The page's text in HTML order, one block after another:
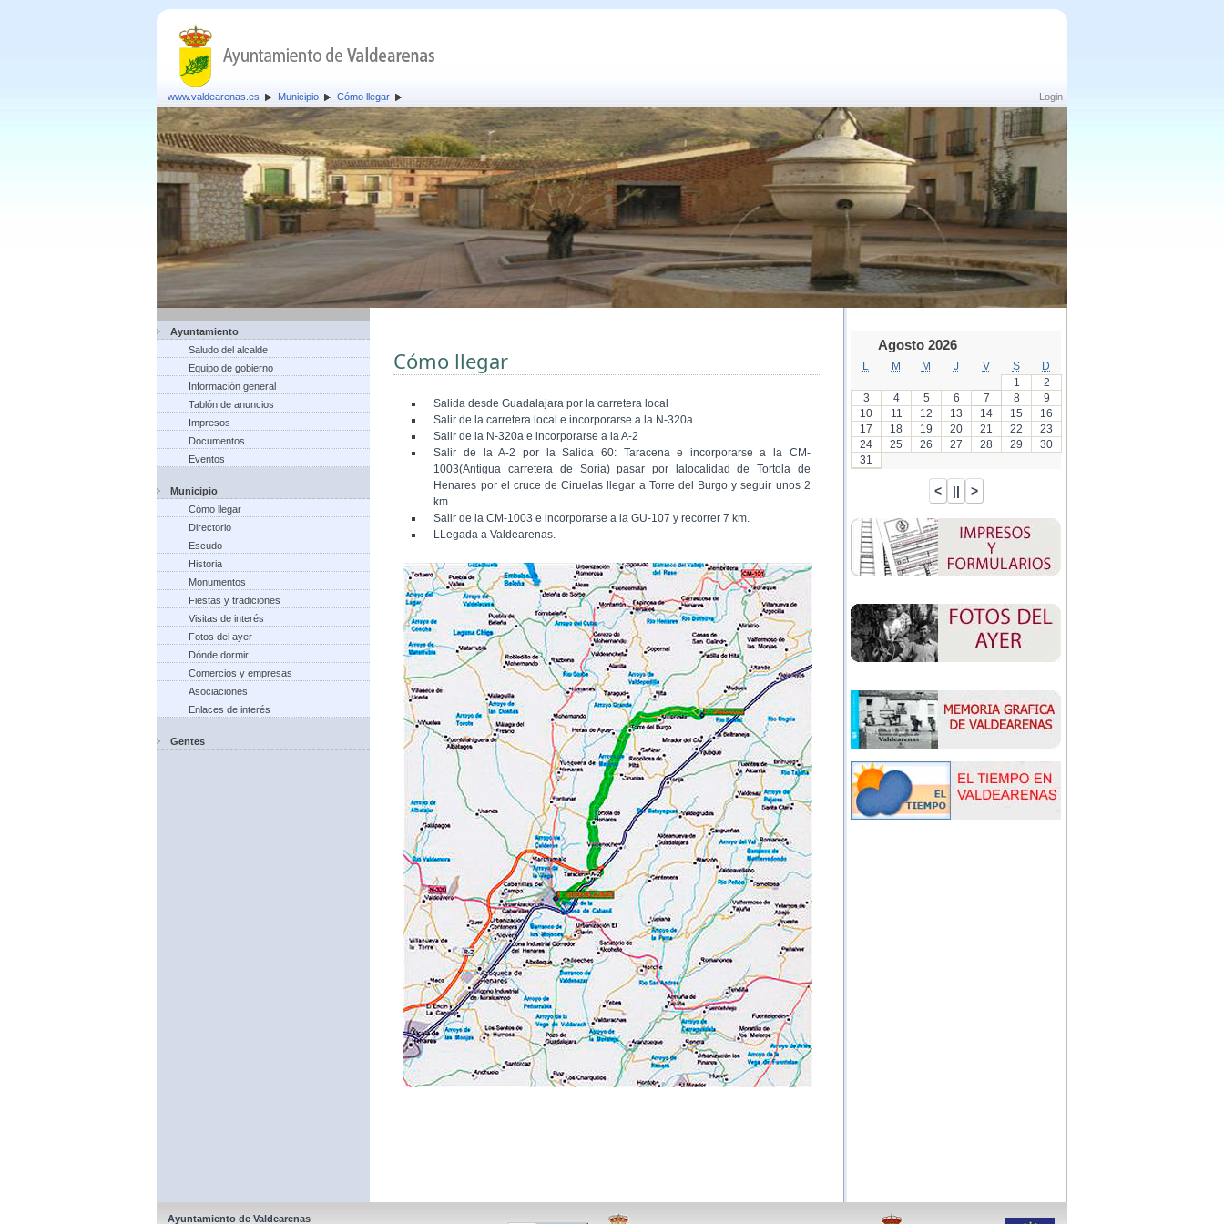
Login
www.valdearenas.es Municipio Cómo llegar
Ayuntamiento
Saludo del alcalde
Equipo de gobierno
Información general
Tablón de anuncios
Impresos
Documentos
Eventos
Municipio
Cómo llegar
Directorio
Escudo
Historia
Monumentos
Fiestas y tradiciones
Visitas de interés
Fotos del ayer
Dónde dormir
Comercios y empresas
Asociaciones
Enlaces de interés
Gentes
Cómo llegar
Salida desde Guadalajara por la carretera local
Salir de la carretera local e incorporarse a la N-320a
Salir de la N-320a e incorporarse a la A-2
Salir de la A-2 por la Salida 60: Taracena e incorporarse a la CM-
1003(Antigua carretera de Soria) pasar por lalocalidad de Tortola de
Henares por el cruce de Ciruelas llegar a Torre del Burgo y seguir unos 2
km.
Salir de la CM-1003 e incorporarse a la GU-107 y recorrer 7 km.
LLegada a Valdearenas.
Agosto 2026
M M J V S
D
1
2
3
4 5 6 7 8
9
10
11 12 13 14 15
16
17
18 19 20 21 22
23
24
25 26 27 28 29
30
31
Ayuntamiento de Valdearenas